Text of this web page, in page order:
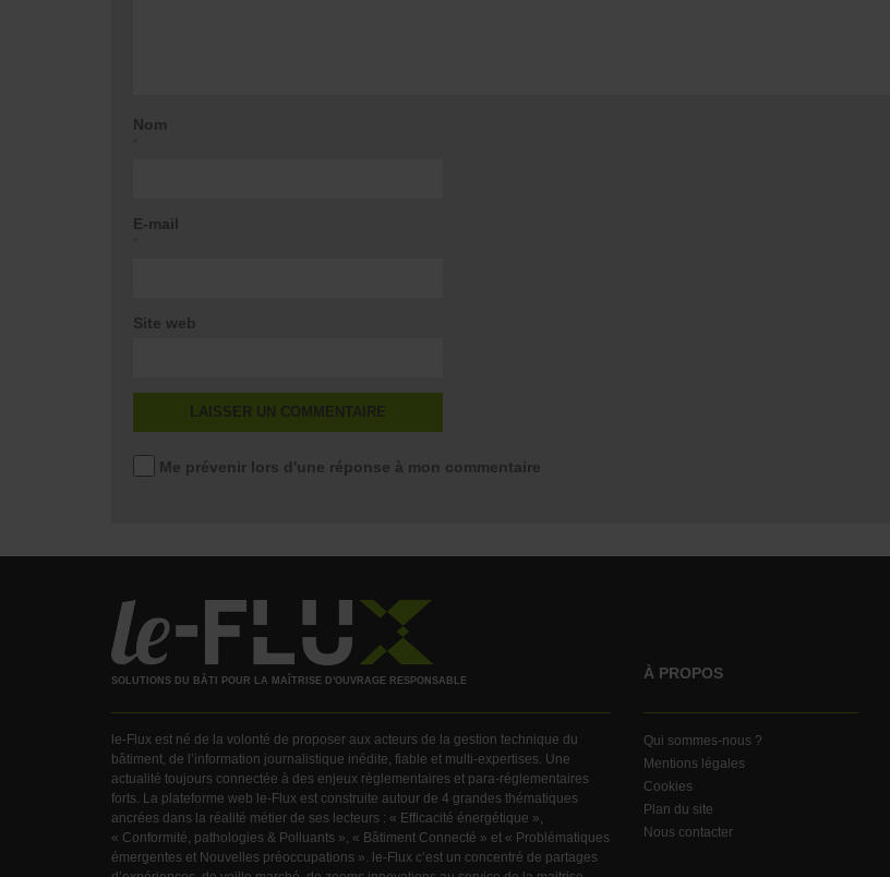
Nom
E-mail
Site web
Me prévenir lors d'une réponse à mon commentaire
SOLUTIONS DU BÂTI POUR LA MAÎTRISE D'OUVRAGE RESPONSABLE
le-Flux est né de la volonté de proposer aux acteurs de la gestion technique du
bâtiment, de l’information journalistique inédite, fiable et multi-expertises. Une
actualité toujours connectée à des enjeux règlementaires et para-réglementaires
forts. La plateforme web le-Flux est construite autour de 4 grandes thématiques
ancrées dans la réalité métier de ses lecteurs : « Efficacité énergétique »,
« Conformité, pathologies & Polluants », « Bâtiment Connecté » et « Problématiques
émergentes et Nouvelles préoccupations ». le-Flux c’est un concentré de partages
À PROPOS
Qui sommes-nous ?
Mentions légales
Cookies
Plan du site
Nous contacter